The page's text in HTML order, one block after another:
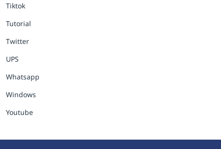
Tiktok
Tutorial
Twitter
UPS
Whatsapp
Windows
Youtube